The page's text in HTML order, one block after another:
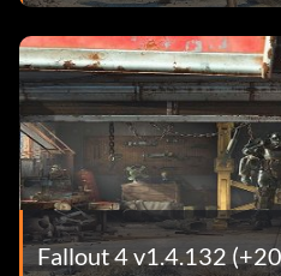
televisión
Fallout 4 v1.4.132